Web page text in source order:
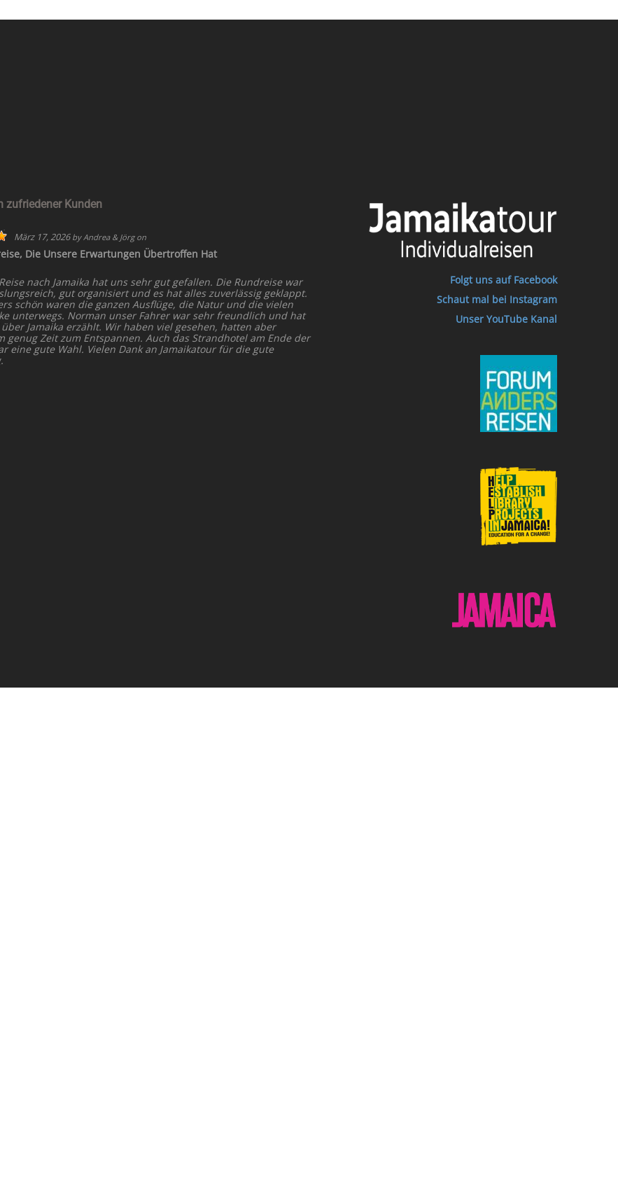
zufriedener Kunden
März 17, 2026by Andrea & Jörgon
Die Unsere Erwartungen Übertroffen Hat
nach Jamaika hat uns sehr gut gefallen. Die Rundreise war
gut organisiert und es hat alles zuverlässig geklappt.
schön waren die ganzen Ausflüge, die Natur und die vielen
unterwegs. Norman unser Fahrer war sehr freundlich und hat
Jamaika erzählt. Wir haben viel gesehen, hatten aber
genug Zeit zum Entspannen. Auch das Strandhotel am Ende der
eine gute Wahl. Vielen Dank an Jamaikatour für die gute
Folgt uns auf Facebook
Schaut mal bei Instagram
Unser YouTube Kanal